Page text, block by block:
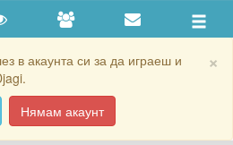
×
в акаунта си за да играеш и
Нямам акаунт